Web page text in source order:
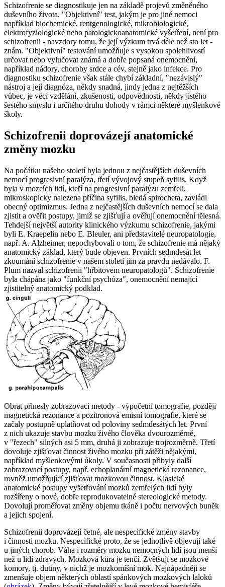
Schizofrenie se diagnostikuje jen na základě projevů změněného
duševního života. "Objektivní" test, jakým je pro jiné nemoci
například biochemické, rentgenologické, mikrobiologické,
elektrofyziologické nebo patologickoanatomické vyšetření, není pro
schizofrenii - navzdory tomu, že její výzkum trvá déle než sto let -
znám. "Objektivní" testování umožňuje s vysokou spolehlivostí
určovat nebo vylučovat známá a dobře popsaná onemocnění,
například nádory, choroby srdce a cév, stejně jako infekce. Pro
diagnostiku schizofrenie však stále chybí základní, "nezávislý"
nástroj a její diagnóza, někdy snadná, jindy jedna z nejtěžších
vůbec, je věcí vzdělání, zkušenosti, odpovědnosti, někdy jistého
šestého smyslu i určitého druhu dohody v rámci některé myšlenkové
školy.
Schizofrenii doprovázejí anatomické
změny mozku
Na počátku našeho století byla jednou z nejčastějších duševních
nemocí progresivní paralýza, třetí vývojový stupeň syfilis. Když
byla v mozcích lidí, kteří na progresivní paralýzu zemřeli,
mikroskopicky nalezena příčina syfilis, bledá spirocheta, zavládl
obecný optimizmus. Jedna z nejčastějších duševních nemocí se dala
zjistit a ověřit postupy, jimiž se zjišťují a ověřují onemocnění tělesná.
Tehdejší největší autority klinického výzkumu schizofrenie, jakými
byli E. Kraepelin nebo E. Bleuler, ani představitelé neuropatologie,
např. A. Alzheimer, nepochybovali o tom, že schizofrenie má nějaký
anatomický základ, který bude objeven. Prvních sedmdesát let
zkoumání schizofrenie v našem století jim za pravdu nedávalo. F.
Plum nazval schizofrenii "hřbitovem neuropatologů". Schizofrenie
byla chápána jako "funkční psychóza", onemocnění nemající
zjistitelný anatomický podklad.
Obrat přinesly zobrazovací metody - výpočetní tomografie, později
magnetická rezonance a pozitronová emisní tomografie, které se
začaly postupně uplatňovat od poloviny sedmdesátých let. První
z nich ukazuje stavbu mozku živého člověka dvourozměrně,
v "řezech" silných asi 5 mm, druhá ji zobrazuje trojrozměrně. Třetí
dovoluje zjišťovat činnost živého mozku při zátěži nějakými,
například myšlenkovými úkoly. V současnosti přibyly další
zobrazovací postupy, např. echoplanární magnetická rezonance,
rovněž umožňující zjišťovat mozkovou činnost. Klasické
anatomické postupy vyšetřování mozků zemřelých lidí byly
rozšířeny o nové, dobře reprodukovatelné stereologické metody.
Dovolují proměřovat změny objemu tkáně i počtu nervových buněk
a jejich spojení.
Schizofrenii doprovázejí četné, ale nespecifické změny stavby
i činnosti mozku. Nespecifické proto, že se jednotlivě objevují také
u jiných chorob. Váha i rozměry mozku nemocných lidí jsou menší
než u lidí zdravých. Mozková kůra je tenčí. Zvětšují se mozkové
komory, tj. dutiny, v nichž je mozkomíšní mok. Nejnápadněji se
zmenšuje objem některých oblastí spánkových mozkových laloků